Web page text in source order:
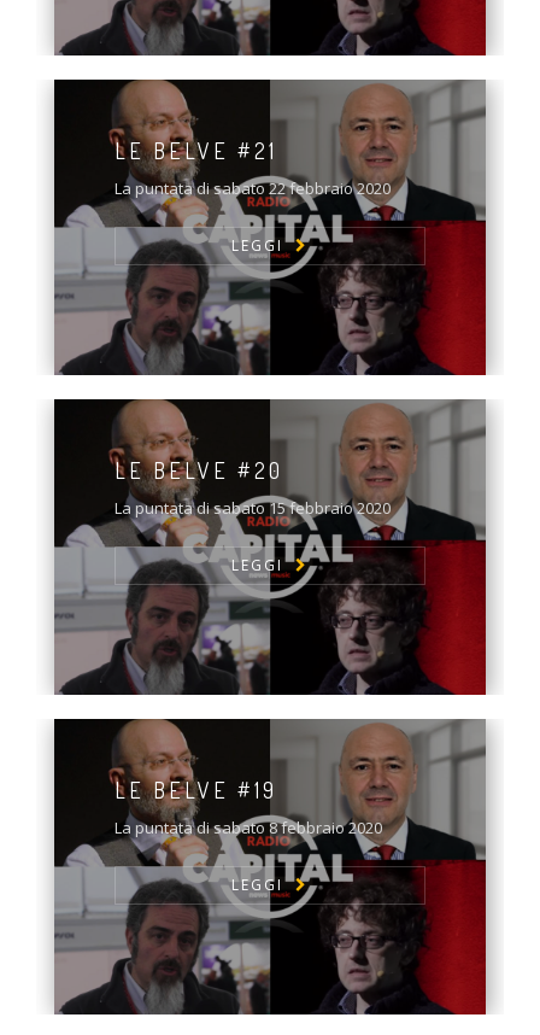
LE BELVE #21
La puntata di sabato 22 febbraio 2020
LEGGI
LE BELVE #20
La puntata di sabato 15 febbraio 2020
LEGGI
LE BELVE #19
La puntata di sabato 8 febbraio 2020
LEGGI